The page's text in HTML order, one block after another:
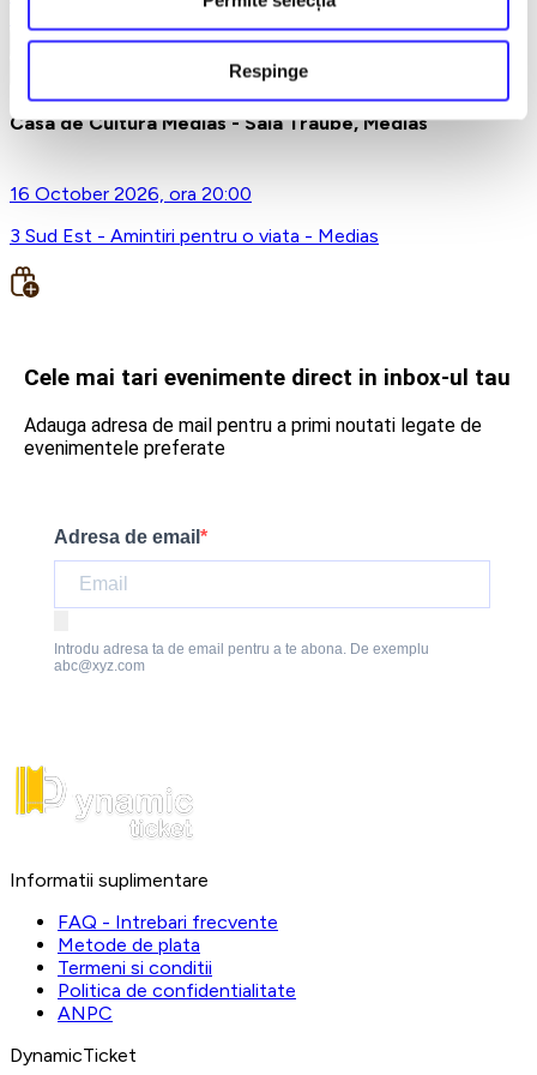
Respinge
Vezi mai multe
Casa de Cultura Medias - Sala Traube, Medias
16 October 2026, ora 20:00
3 Sud Est - Amintiri pentru o viata - Medias
Cele mai tari evenimente direct in inbox-ul tau
Adauga adresa de mail pentru a primi noutati legate de
evenimentele preferate
Adresa de email
Introdu adresa ta de email pentru a te abona. De exemplu
abc@xyz.com
Informatii suplimentare
FAQ - Intrebari frecvente
Metode de plata
Termeni si conditii
Politica de confidentialitate
ANPC
DynamicTicket